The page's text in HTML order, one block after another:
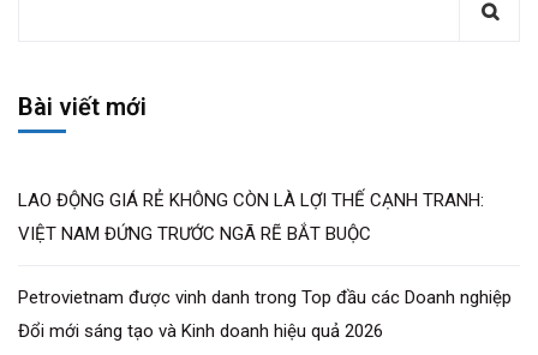
Bài viết mới
LAO ĐỘNG GIÁ RẺ KHÔNG CÒN LÀ LỢI THẾ CẠNH TRANH:
VIỆT NAM ĐỨNG TRƯỚC NGÃ RẼ BẮT BUỘC
Petrovietnam được vinh danh trong Top đầu các Doanh nghiệp
Đổi mới sáng tạo và Kinh doanh hiệu quả 2026